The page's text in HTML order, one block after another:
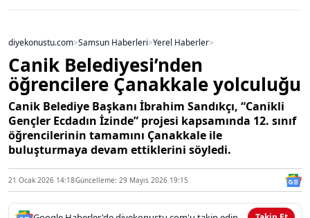
diyekonustu.com>Samsun Haberleri>Yerel Haberler>
Canik Belediyesi’nden
öğrencilere Çanakkale yolculuğu
Canik Belediye Başkanı İbrahim Sandıkçı, “Canikli
Gençler Ecdadın İzinde” projesi kapsamında 12. sınıf
öğrencilerinin tamamını Çanakkale ile
buluşturmaya devam ettiklerini söyledi.
21 Ocak 2026 14:18Güncelleme: 29 Mayıs 2026 19:15